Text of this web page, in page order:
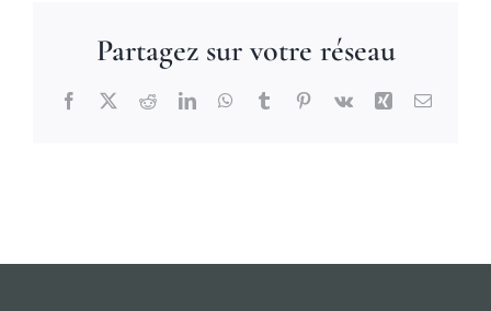
Partagez sur votre réseau
Facebook
X RedditLinkedInWhatsApp
TumblrPinterest
Vk Xing Email